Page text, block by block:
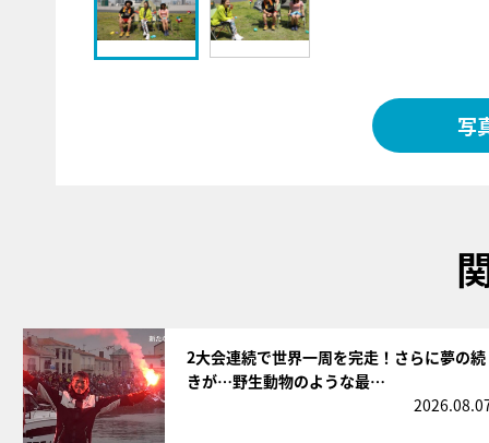
写
2大会連続で世界一周を完走！さらに夢の続
きが…野生動物のような最…